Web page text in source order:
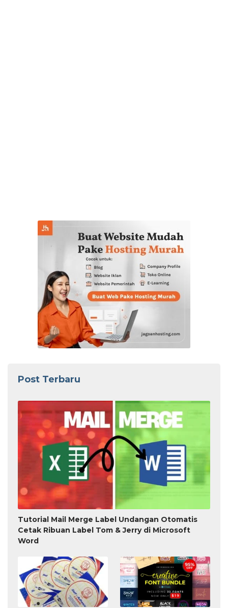
Post Terbaru
Tutorial Mail Merge Label Undangan Otomatis
Cetak Ribuan Label Tom & Jerry di Microsoft
Word